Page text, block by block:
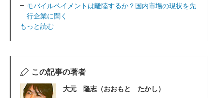
モバイルペイメントは離陸するか？国内市場の現状を先
行企業に聞く
もっと読む
この記事の著者
大元 隆志（おおもと たかし）